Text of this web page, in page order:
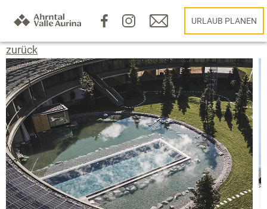
URLAUB PLANEN
zurück